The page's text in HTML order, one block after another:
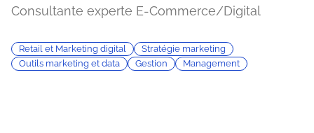
Consultante experte E-Commerce/Digital
Retail et Marketing digital
Stratégie marketing
Outils marketing et data
Gestion Management